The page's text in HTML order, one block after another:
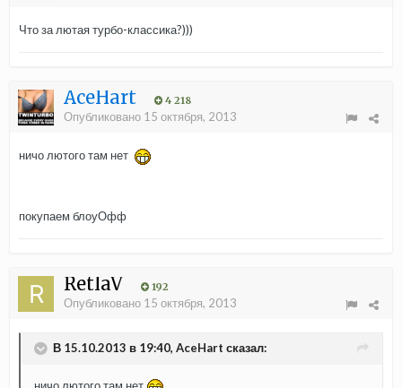
Что за лютая турбо-классика?)))
AceHart 4 218
Опубликовано 15 октября, 2013
ничо лютого там нет
покупаем блоуОфф
RetlaV 192
Опубликовано 15 октября, 2013
В 15.10.2013 в 19:40, AceHart сказал: